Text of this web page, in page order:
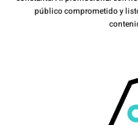
público comprometido y